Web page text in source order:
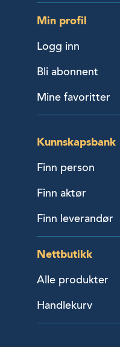
Min profil
Logg inn
Bli abonnent
Mine favoritter
Kunnskapsbank
Finn person
Finn aktør
Finn leverandør
Nettbutikk
Alle produkter
Handlekurv